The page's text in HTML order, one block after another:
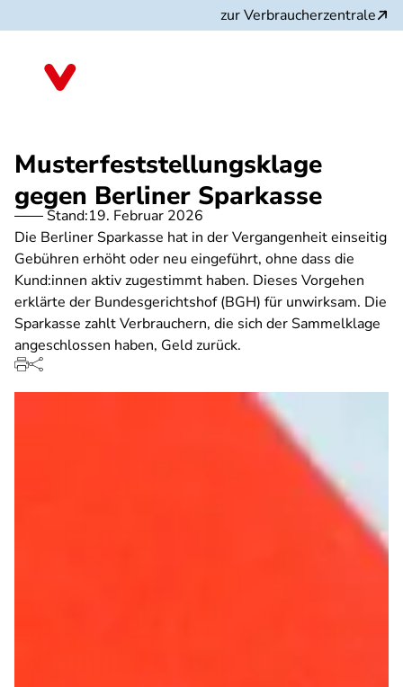
zum
zur Verbraucherzentrale
Musterfeststellungsklage
gegen Berliner Sparkasse
Stand:19. Februar 2026
Die Berliner Sparkasse hat in der Vergangenheit einseitig
Gebühren erhöht oder neu eingeführt, ohne dass die
Kund:innen aktiv zugestimmt haben. Dieses Vorgehen
erklärte der Bundesgerichtshof (BGH) für unwirksam. Die
Sparkasse zahlt Verbrauchern, die sich der Sammelklage
angeschlossen haben, Geld zurück.